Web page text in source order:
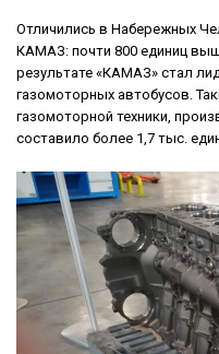
Отличились в Набережных
КАМАЗ: почти 800 единиц
результате «КАМАЗ» стал
газомоторных автобусов.
газомоторной техники,
составило более 1,7 тыс.